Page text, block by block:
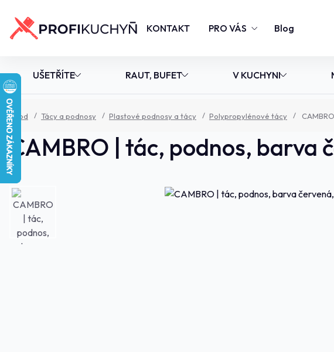
KONTAKT PRO VÁS Blog
UŠETŘÍTE RAUT, BUFET V KUCHYNI
Úvod Tácy a podnosy Plastové podnosy a tácy Polypropylénové tácy
CAMBRO | tác, podnos, barva